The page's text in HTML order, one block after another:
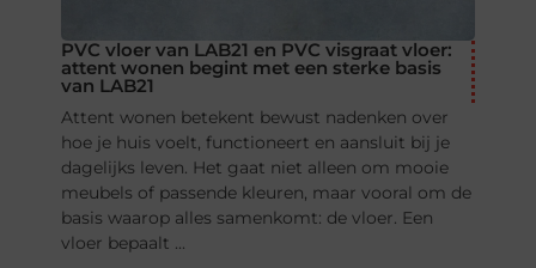
PVC vloer van LAB21 en PVC visgraat vloer:
attent wonen begint met een sterke basis
van LAB21
Attent wonen betekent bewust nadenken over
hoe je huis voelt, functioneert en aansluit bij je
dagelijks leven. Het gaat niet alleen om mooie
meubels of passende kleuren, maar vooral om de
basis waarop alles samenkomt: de vloer. Een
vloer bepaalt ...